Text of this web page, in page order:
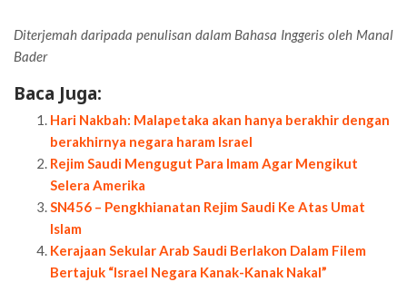
Diterjemah daripada penulisan dalam Bahasa Inggeris oleh Manal
Bader
Baca Juga:
Hari Nakbah: Malapetaka akan hanya berakhir dengan
berakhirnya negara haram Israel
Rejim Saudi Mengugut Para Imam Agar Mengikut
Selera Amerika
SN456 – Pengkhianatan Rejim Saudi Ke Atas Umat
Islam
Kerajaan Sekular Arab Saudi Berlakon Dalam Filem
Bertajuk “Israel Negara Kanak-Kanak Nakal”